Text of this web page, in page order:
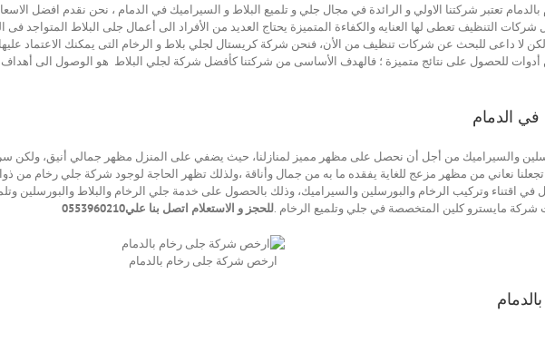
تعتبر شركتنا الاولي و الرائدة في مجال جلي و تلميع البلاط و السيراميك في الدمام ، نحن نقدم افضل
شركات التنظيف تعطى لها العنايه والكفاءة المتميزة يحتاج العديد من الأفراد الى أعمال جلى البلاط
لا داعى للبحث عن شركات تنظيف من الأن، فنحن شركة كريستال لجلي بلاط و الرخام التى يمكنك الاعتماد
للحصول على نتائج متميزة ؛ فالهدف الأساسى من شركتنا كأفضل شركة لجلي البلاط هو الوصول الى أهداف
الدمام
والسيراميك من أجل أن نحصل على مظهر مميز لمنازلنا، حيث يضفي على المنزل مظهر جمالي أنيق، ولكن
نعاني من مظهر مزعج للغاية يفقده ما به من جمال وأناقة ،ولذلك تظهر الحاجة لوجود شركة جلي رخام من
في اقتناء وتركيب الرخام والبورسلين والسيراميك، وذلك بالحصول على خدمة جلي الرخام والبلاط والبورسلين
شركة مايسترو كلين المتخصصة في جلي وتلميع الرخام .للحجز و الاستعلام اتصل بنا علي0553960210
ارخص شركة جلى رخام بالدمام